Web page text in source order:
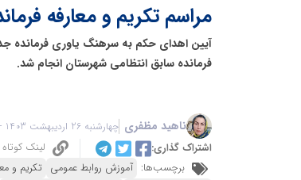
مراسم تکریم و معارفه
آیین اهدای حکم به سرهنگ یاوری فرمانده
فرمانده سابق انتظامی شهرستان انجام شد.
ناهید مظفری چهارشنبه 26 اردیبهشت 1403 - 12:23
اشتراک گذاری:
لینک کوتاه
برچسب‌ها: آموزش روابط عمومی تکریم و